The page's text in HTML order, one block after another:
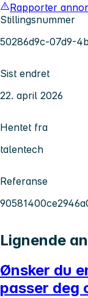
Rapporter
Stillingsnummer
50286d9c-07d9-
Sist endret
22. april 2026
Hentet fra
talentech
Referanse
Lignende
Ønsker du
passer deg